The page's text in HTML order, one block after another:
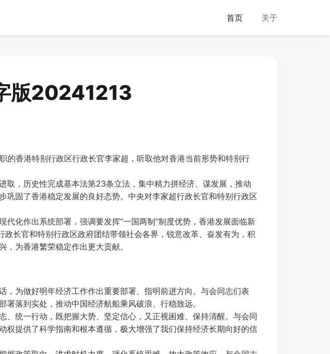
首页 关于
版20241213
的香港特别行政区行政长官李家超，听取他对香港当前形势和特别行
取，历史性完成基本法第23条立法，集中精力拼经济、谋发展，推动
固了香港稳定发展的良好态势。中央对李家超行政长官和特别行政区
化作出系统部署，强调要发挥“一国两制”制度优势，香港发展面临新
长官和特别行政区政府团结带领社会各界，锐意改革、奋发有为，积
为香港繁荣稳定作出更大贡献。
，为做好明年经济工作作出重要部署、指明前进方向。与会同志们表
落到实处，推动中国经济航船乘风破浪、行稳致远。
统一行动，既把握大势、坚定信心，又正视困难、保持清醒。与会同
提供了科学指南和根本遵循，极大增强了我们保持经济长期向好的信